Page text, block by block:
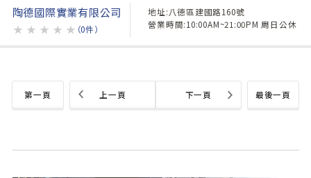
陶德國際實業有限公司
★ ★ ★ ★ ★ （0件）
地址:八德區建國路160號
營業時間:10:00AM~21:00PM 周日公休
第一頁 最後一頁
上一頁 下一頁